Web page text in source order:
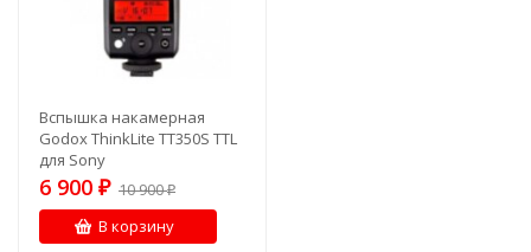
Вспышка накамерная
Godox ThinkLite TT350S TTL
для Sony
6 900 ₽ 10 900₽
В корзину